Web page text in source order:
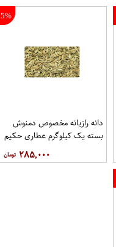
5%
دانه رازیانه مخصوص دمنوش
بسته یک کیلوگرم عطاری حکیم
۲۸۵,۰۰۰